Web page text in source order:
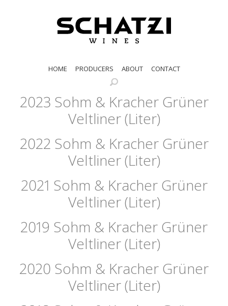
HOME PRODUCERS ABOUT CONTACT
2023 Sohm & Kracher Grüner
Veltliner (Liter)
2022 Sohm & Kracher Grüner
Veltliner (Liter)
2021 Sohm & Kracher Grüner
Veltliner (Liter)
2019 Sohm & Kracher Grüner
Veltliner (Liter)
2020 Sohm & Kracher Grüner
Veltliner (Liter)